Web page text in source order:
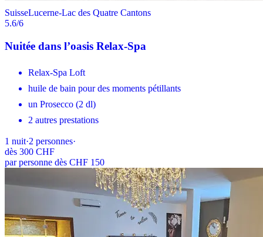
SuisseLucerne-Lac des Quatre Cantons
5.6/6
Nuitée dans l’oasis Relax-Spa
Relax-Spa Loft
huile de bain pour des moments pétillants
un Prosecco (2 dl)
2 autres prestations
1 nuit·2 personnes·
dès 300 CHF
par personne dès CHF 150